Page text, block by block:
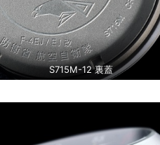
S715M-12 裏蓋